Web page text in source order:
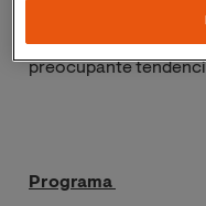
disciplina científica,
este campo,
preocupante
Programa